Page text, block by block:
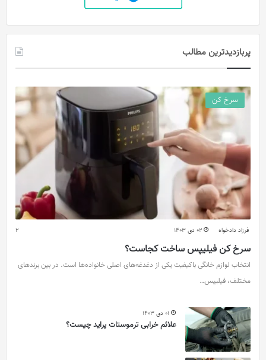
پربازدیدترین مطالب
سرخ کن
فرزاد دادخواه 02 دی 1403 2
سرخ کن فیلیپس ساخت کجاست؟
انتخاب لوازم خانگی باکیفیت یکی از دغدغه‌های اصلی خانواده‌ها است. در بین برندهای
مختلف، فیلیپس…
01 دی 1403
علائم خرابی ترموستات پراید چیست؟